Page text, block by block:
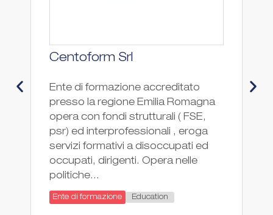
Centoform Srl
Ente di formazione accreditato
presso la regione Emilia Romagna
opera con fondi strutturali ( FSE,
psr) ed interprofessionali , eroga
servizi formativi a disoccupati ed
occupati, dirigenti. Opera nelle
politiche...
Ente di formazione Education